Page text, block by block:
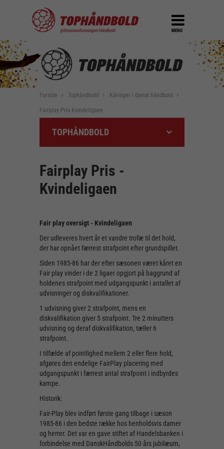
MENU
Forside Tophåndbold Kåringer i dansk håndbold
Fairplay Pris Kvindeligaen
TOPHÅNDBOLD
Fairplay Pris -
Kvindeligaen
Fair play oversigt - Kvindeligaen
Der udleveres hvert år et vandre trofæ til det hold,
der har opnået færrest strafpoint efter grundspillet.
Siden 1985-86 har der efter sæsonen været kåret en
Fair play vinder i de 2 ligaer opgjort på baggrund af
holdenes strafpoint med udgangspunkt i antallet af
udvisninger og diskvalifikationer.
1 udvisning giver 2 strafpoint, mens en
diskvalifikation giver 5 strafpoint. Tre 2 minutters
udvisning og deraf diskvalifikation, tæller 6
strafpoint.
I tilfælde af pointlighed mellem 2 eller flere hold,
afgøres den endelige FairPlay placering med
udgangspunkt i færrest antal strafpoint i indbyrdes
kampe.
Historik:
Fair-Play blev indført første gang tilbage i sæson
1985-86 i den bedste række hos henholdsvis damer
og herrer. Det var en gave stiftet af Handelsbanken i
forbindelse med DanskHåndbolds 50 års jubilæum,